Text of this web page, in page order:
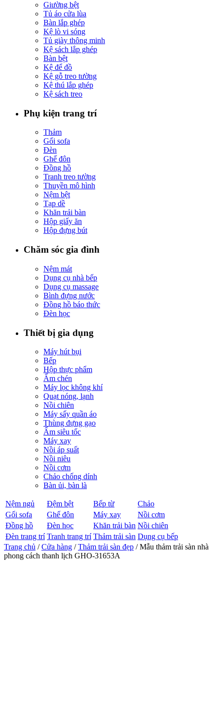
Giường bệt
Tủ áo cửa lùa
Bàn lắp ghép
Kệ lò vi sóng
Tủ giày thông minh
Kệ sách lắp ghép
Bàn bệt
Kệ để đồ
Kệ gỗ treo tường
Kệ thú lắp ghép
Kệ sách treo
Phụ kiện trang trí
Thảm
Gối sofa
Đèn
Ghế đôn
Đồng hồ
Tranh treo tường
Thuyền mô hình
Nệm bệt
Tạp dề
Khăn trải bàn
Hộp giấy ăn
Hộp đựng bút
Chăm sóc gia đình
Nệm mát
Dụng cụ nhà bếp
Dụng cụ massage
Bình đựng nước
Đồng hồ báo thức
Đèn học
Thiết bị gia dụng
Máy hút bụi
Bếp
Hộp thực phẩm
Ấm chén
Máy lọc không khí
Quạt nóng, lạnh
Nồi chiên
Máy sấy quần áo
Thùng đựng gạo
Ấm siêu tốc
Máy xay
Nồi áp suất
Nồi niêu
Nồi cơm
Chảo chống dính
Bàn ủi, bàn là
Nệm ngủ Đệm bệt Bếp từ
Chảo
Gối sofa
Ghế đôn Máy xay
Nồi cơm
Đồng hồ
Đèn học Khăn trải bàn Nồi chiên
Đèn trang trí Tranh trang trí Thảm trải sàn Dụng cụ bếp
Trang chủ /Cửa hàng /Thảm trải sàn đẹp / Mẫu thảm trải sàn nhà
phong cách thanh lịch GHO-31653A